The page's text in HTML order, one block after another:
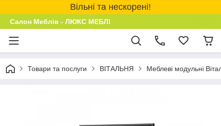
Вільні та нескорені!
Салон Меблів - ЛЮКС МЕБЛІ
Товари та послуги ВІТАЛЬНЯ Меблеві модульні